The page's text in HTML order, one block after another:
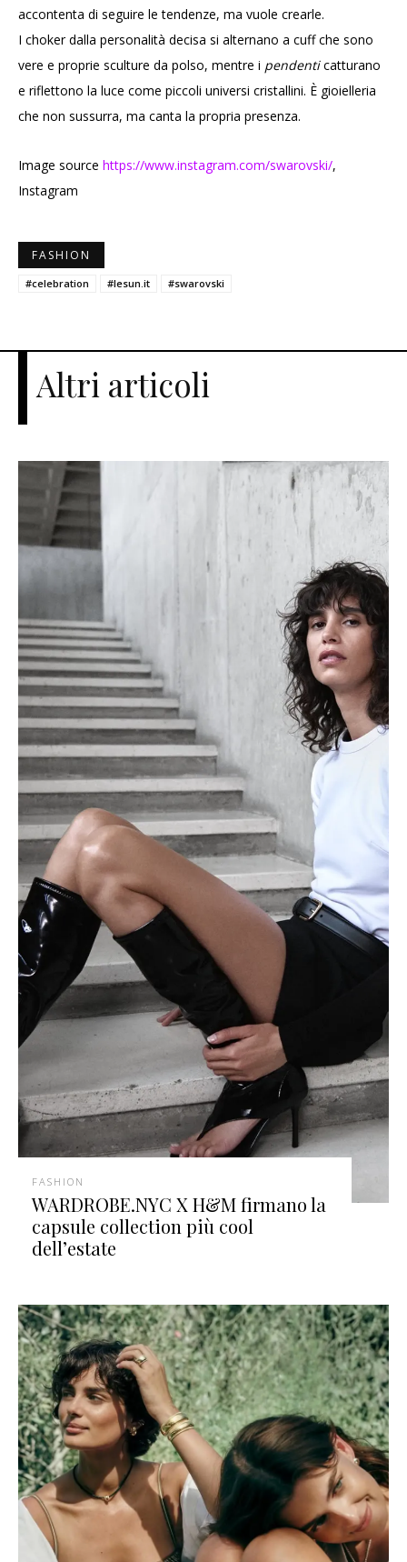
accontenta di seguire le tendenze, ma vuole crearle.
I choker dalla personalità decisa si alternano a cuff che sono
vere e proprie sculture da polso, mentre i pendenticatturano
e riflettono la luce come piccoli universi cristallini. È gioielleria
che non sussurra, ma canta la propria presenza.
Image source https://www.instagram.com/swarovski/,
Instagram
FASHION
#celebration #lesun.it #swarovski
Altri articoli
FASHION
WARDROBE.NYC X H&M firmano la
capsule collection più cool
dell’estate